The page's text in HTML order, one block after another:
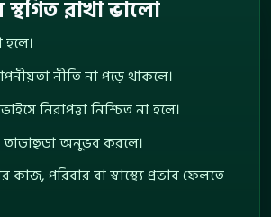
রাখা ভালো
নীতি না পড়ে থাকলে।
নিরাপত্তা নিশ্চিত না হলে।
তাড়াহুড়া অনুভব করলে।
পরিবার বা স্বাস্থ্যে প্রভাব ফেলতে